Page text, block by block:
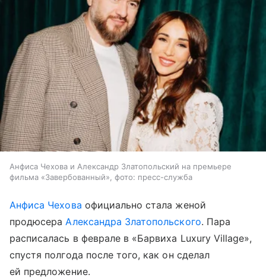
Анфиса Чехова и Александр Златопольский на премьере
фильма «Завербованный», фото: пресс-служба
Анфиса Чехова официально стала женой
продюсера Александра Златопольского. Пара
расписалась в феврале в «Барвиха Luxury Village»,
спустя полгода после того, как он сделал
ей предложение.